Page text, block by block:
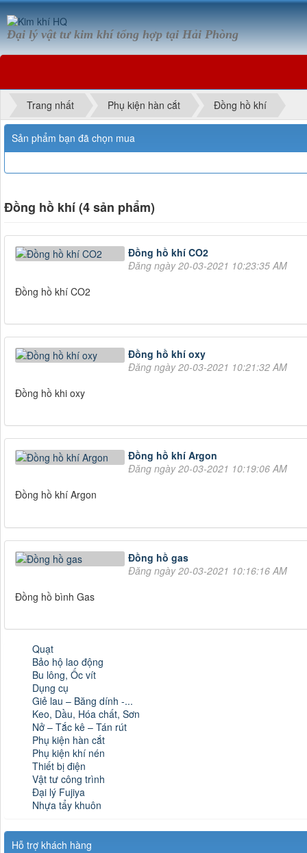
Đại lý vật tư kim khí tổng hợp tại Hải Phòng
Trang nhất Phụ kiện hàn cắt Đồng hồ khí
Sản phẩm bạn đã chọn mua
Đồng hồ khí (4 sản phẩm)
Đồng hồ khí CO2
Đăng ngày 20-03-2021 10:23:35 AM
Đồng hồ khí CO2
Đồng hồ khí oxy
Đăng ngày 20-03-2021 10:21:32 AM
Đồng hồ khi oxy
Đồng hồ khí Argon
Đăng ngày 20-03-2021 10:19:06 AM
Đồng hồ khí Argon
Đồng hồ gas
Đăng ngày 20-03-2021 10:16:16 AM
Đồng hồ bình Gas
Quạt
Bảo hộ lao động
Bu lông, Ốc vít
Dụng cụ
Giẻ lau – Băng dính -...
Keo, Dầu, Hóa chất, Sơn
Nở – Tắc kê – Tán rút
Phụ kiện hàn cắt
Phụ kiện khí nén
Thiết bị điện
Vật tư công trình
Đại lý Fujiya
Nhựa tẩy khuôn
Hỗ trợ khách hàng